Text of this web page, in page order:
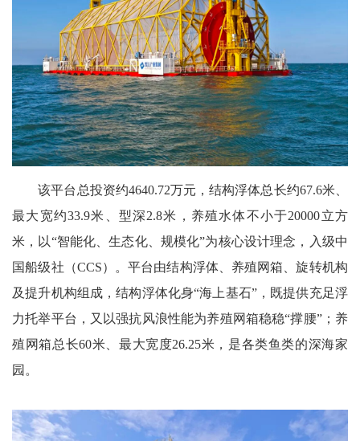
该平台总投资约4640.72万元，结构浮体总长约67.6米、
最大宽约33.9米、型深2.8米，养殖水体不小于20000立方
米，以“智能化、生态化、规模化”为核心设计理念，入级中
国船级社（CCS）。平台由结构浮体、养殖网箱、旋转机构
及提升机构组成，结构浮体化身“海上基石”，既提供充足浮
力托举平台，又以强抗风浪性能为养殖网箱稳稳“撑腰”；养
殖网箱总长60米、最大宽度26.25米，是各类鱼类的深海家
园。